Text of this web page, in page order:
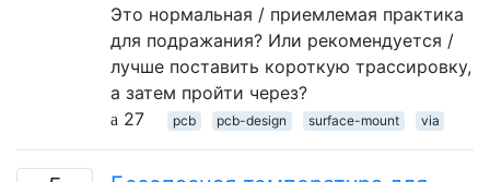
Это нормальная / приемлемая практика
для подражания? Или рекомендуется /
лучше поставить короткую трассировку,
а затем пройти через?
27
pcb pcb-design surface-mount via